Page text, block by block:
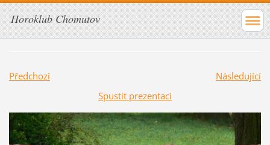
Horoklub Chomutov
Předchozí
Následující
Spustit prezentaci